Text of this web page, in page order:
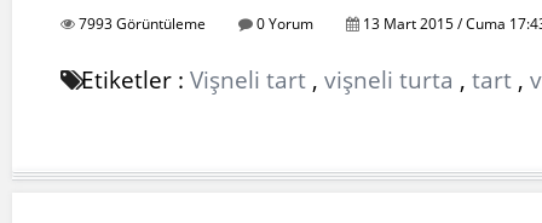
7993 Görüntüleme 0 Yorum 13 Mart 2015 / Cuma
Etiketler : Vişneli tart , vişneli turta , tart ,